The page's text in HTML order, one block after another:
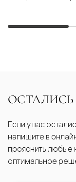
Если у вас
напишите в
прояснить любые
оптимальное